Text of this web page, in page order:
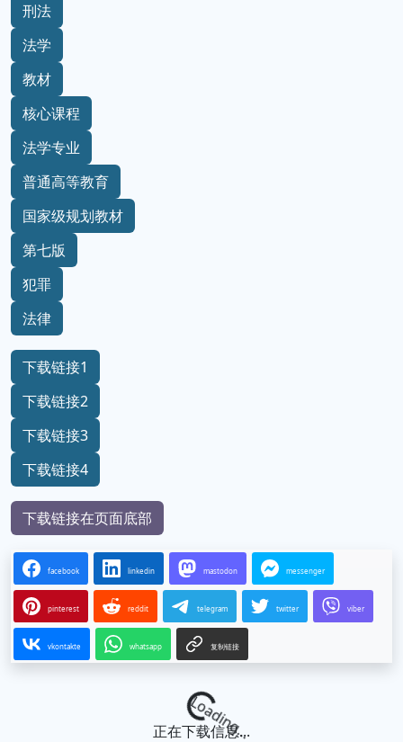
刑法
法学
教材
核心课程
法学专业
普通高等教育
国家级规划教材
第七版
犯罪
法律
下载链接1
下载链接2
下载链接3
下载链接4
下载链接在页面底部
facebook linkedin mastodon messenger
pinterest reddit telegram twitter viber
vkontakte whatsapp 复制链接
Loading...
正在下载信息...